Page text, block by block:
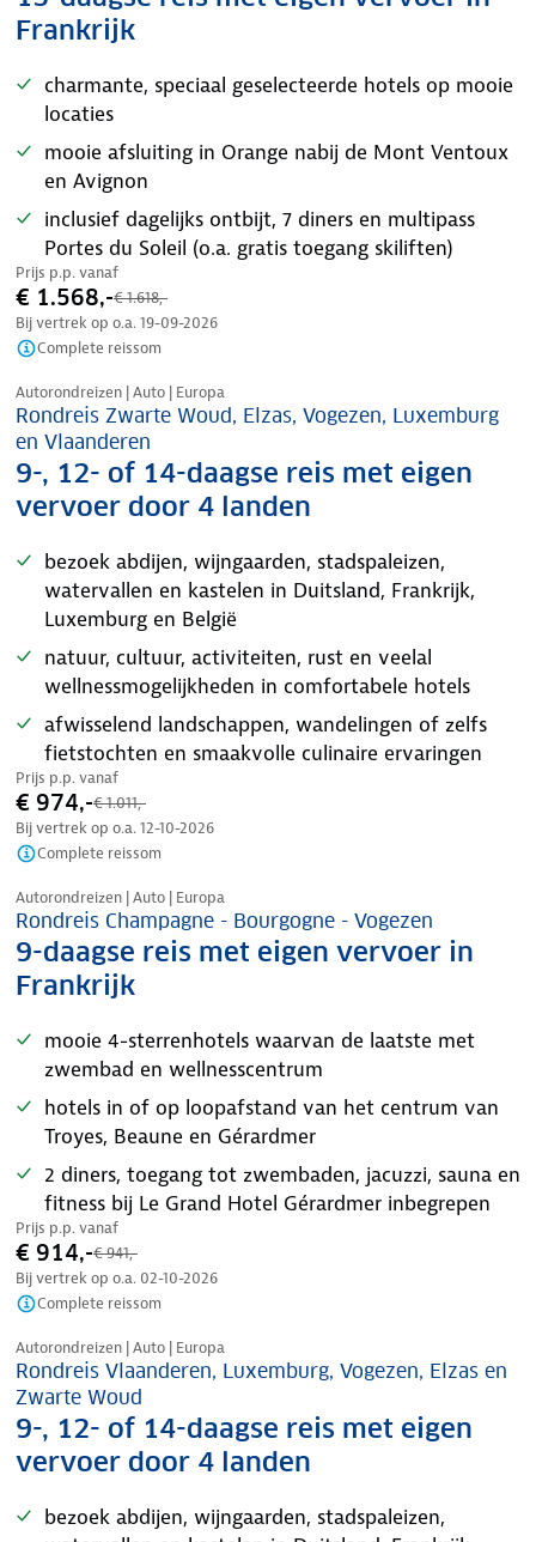
Frankrijk
charmante, speciaal geselecteerde hotels op mooie
locaties
mooie afsluiting in Orange nabij de Mont Ventoux
en Avignon
inclusief dagelijks ontbijt, 7 diners en multipass
Portes du Soleil (o.a. gratis toegang skiliften)
Prijs p.p. vanaf
€ 1.568,-€ 1.618,-
Bij vertrek op o.a. 19-09-2026
Complete reissom
Nazomer korting
Autorondreizen | Auto | Europa
Rondreis Zwarte Woud, Elzas, Vogezen, Luxemburg
en Vlaanderen
9-, 12- of 14-daagse reis met eigen
vervoer door 4 landen
bezoek abdijen, wijngaarden, stadspaleizen,
watervallen en kastelen in Duitsland, Frankrijk,
Luxemburg en België
natuur, cultuur, activiteiten, rust en veelal
wellnessmogelijkheden in comfortabele hotels
afwisselend landschappen, wandelingen of zelfs
fietstochten en smaakvolle culinaire ervaringen
Prijs p.p. vanaf
€ 974,-€ 1.011,-
Bij vertrek op o.a. 12-10-2026
Complete reissom
Nazomer korting
Autorondreizen | Auto | Europa
Rondreis Champagne - Bourgogne - Vogezen
9-daagse reis met eigen vervoer in
Frankrijk
mooie 4-sterrenhotels waarvan de laatste met
zwembad en wellnesscentrum
hotels in of op loopafstand van het centrum van
Troyes, Beaune en Gérardmer
2 diners, toegang tot zwembaden, jacuzzi, sauna en
fitness bij Le Grand Hotel Gérardmer inbegrepen
Prijs p.p. vanaf
€ 914,-€ 941,-
Bij vertrek op o.a. 02-10-2026
Complete reissom
Nazomer korting
Autorondreizen | Auto | Europa
Rondreis Vlaanderen, Luxemburg, Vogezen, Elzas en
Zwarte Woud
9-, 12- of 14-daagse reis met eigen
vervoer door 4 landen
bezoek abdijen, wijngaarden, stadspaleizen,